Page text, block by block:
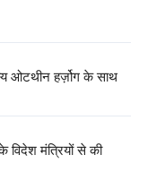
ओटथीन हर्ज़ोग के साथ
विदेश मंत्रियों से की